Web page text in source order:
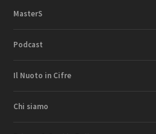
MasterS
Podcast
Il Nuoto in Cifre
Chi siamo